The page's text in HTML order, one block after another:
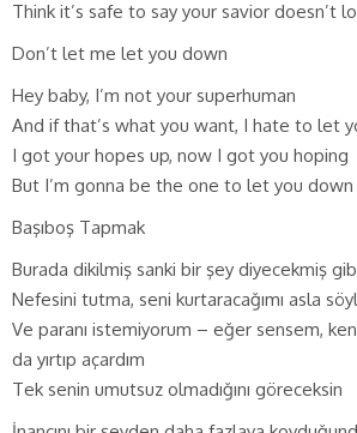
Think it’s safe to say your savior doesn’t
Don’t let me let you down
Hey baby, I’m not your superhuman
And if that’s what you want, I hate to let
I got your hopes up, now I got you hoping
But I’m gonna be the one to let you down
Başıboş Tapmak
Burada dikilmiş sanki bir şey diyecekmiş
Nefesini tutma, seni kurtaracağımı asla
Ve paranı istemiyorum – eğer sensem,
da yırtıp açardım
Tek senin umutsuz olmadığını göreceksin